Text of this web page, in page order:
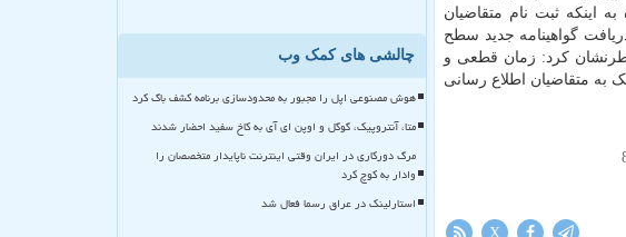
اینکه ثبت نام متقاضیان
گواهینامه جدید سطح
کرد: زمان قطعی و
به متقاضیان اطلاع رسانی
X
چالشی های کمک وب
هوش مصنوعی اپل را مجبور به محدودسازی برنامه کشف باگ کرد
متا، آنتروپیک، گوگل و اوپن ای آی به کاخ سفید احضار شدند
مرگ دورکاری در ایران وقتی اینترنت ناپایدار متخصصان را
وادار به کوچ کرد
استارلینک در عراق رسما فعال شد